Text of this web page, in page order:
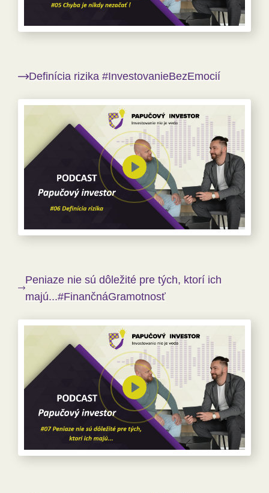
Definícia rizika #InvestovanieBezEmocií
Peniaze nie sú dôležité pre tých, ktorí ich
majú...#FinančnáGramotnosť